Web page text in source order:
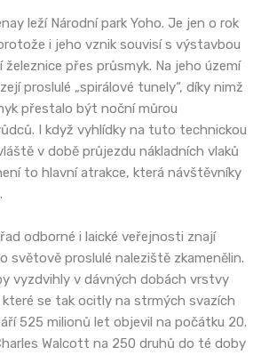
leží Národní park Yoho. Je jen o rok
i jeho vznik souvisí s výstavbou
přes průsmyk. Na jeho území
proslulé „spirálové tunely“, díky nimž
přestalo být noční můrou
I když vyhlídky na tuto technickou
v době průjezdu nákladních vlaků
to hlavní atrakce, která návštěvníky
odborné i laické veřejnosti znají
světově proslulé naleziště zkamenělin.
vyzdvihly v dávných dobách vrstvy
se tak ocitly na strmých svazích
525 milionů let objevil na počátku 20.
Walcott na 250 druhů do té doby